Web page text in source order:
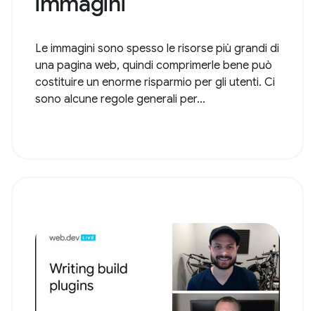
Le immagini sono spesso le risorse più grandi di
una pagina web, quindi comprimerle bene può
costituire un enorme risparmio per gli utenti. Ci
sono alcune regole generali per...